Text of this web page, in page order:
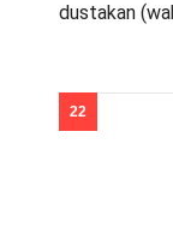
dustakan